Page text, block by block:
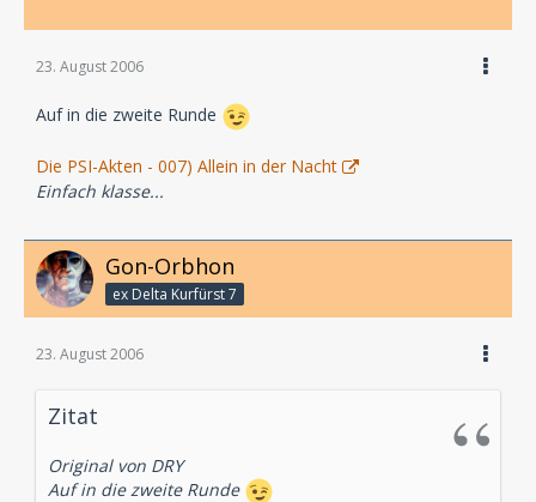
23. August 2006
Auf in die zweite Runde
Die PSI-Akten - 007) Allein in der Nacht
Einfach klasse...
Gon-Orbhon
ex Delta Kurfürst 7
23. August 2006
Zitat
Original von DRY
Auf in die zweite Runde